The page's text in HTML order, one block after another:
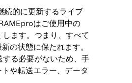
続的に更新するライブ
はご使用中の
ます。つまり、すべて
の状態に保たれます。
る必要がないため、手
や転送エラー、データ